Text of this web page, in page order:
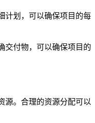
计划，可以确保项目的每
交付物，可以确保项目的
源。合理的资源分配可以